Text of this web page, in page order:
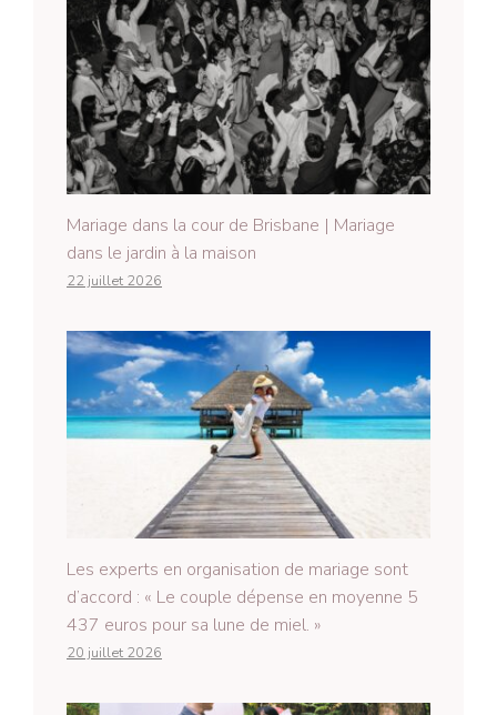
Mariage dans la cour de Brisbane | Mariage
dans le jardin à la maison
22 juillet 2026
Les experts en organisation de mariage sont
d’accord : « Le couple dépense en moyenne 5
437 euros pour sa lune de miel. »
20 juillet 2026